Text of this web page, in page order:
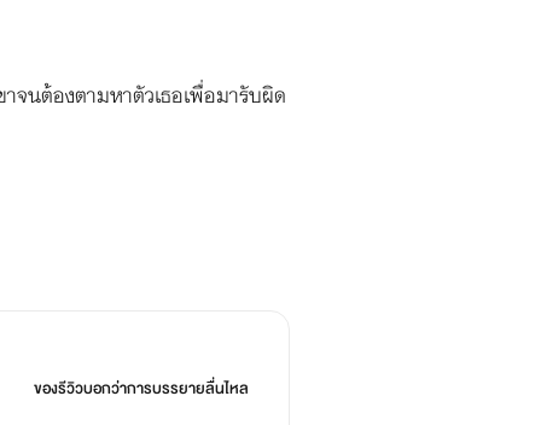
จนต้องตามหาตัวเธอเพื่อมารับผิด
ของรีวิวบอกว่าการบรรยายลื่นไหล